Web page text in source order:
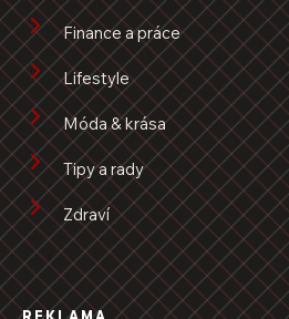
Finance a práce
Lifestyle
Móda & krása
Tipy a rady
Zdraví